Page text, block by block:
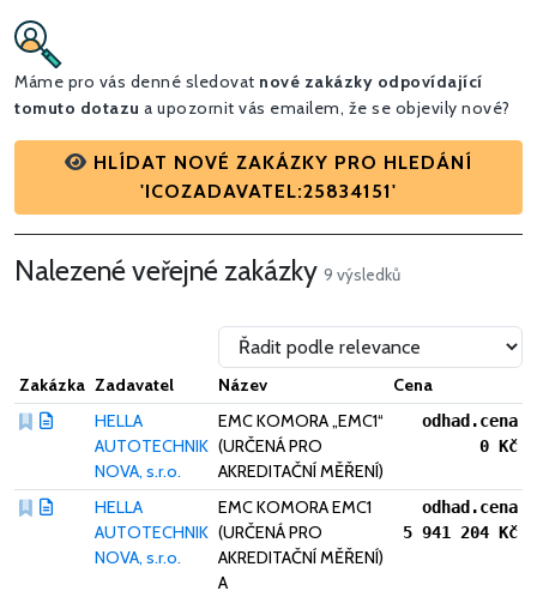
Máme pro vás denné sledovat nové zakázky odpovídající
tomuto dotazu a upozornit vás emailem, že se objevily nové?
HLÍDAT NOVÉ ZAKÁZKY PRO HLEDÁNÍ
'ICOZADAVATEL:25834151'
Nalezené veřejné zakázky 9 výsledků
Zakázka Zadavatel Název
Cena
HELLA
AUTOTECHNIK
NOVA, s.r.o.
EMC KOMORA „EMC1“
(URČENÁ PRO
AKREDITAČNÍ MĚŘENÍ)
odhad.cena
0 Kč
HELLA
AUTOTECHNIK
NOVA, s.r.o.
EMC KOMORA EMC1
(URČENÁ PRO
AKREDITAČNÍ MĚŘENÍ)
A
odhad.cena
5 941 204 Kč